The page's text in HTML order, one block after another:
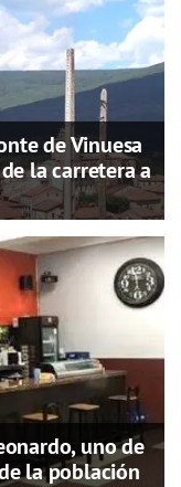
de Vinuesa
la carretera a
uno de
la población